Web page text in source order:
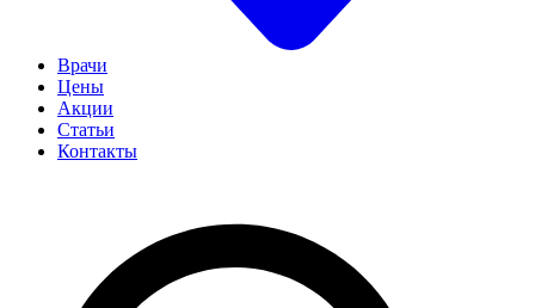
Врачи
Цены
Акции
Статьи
Контакты